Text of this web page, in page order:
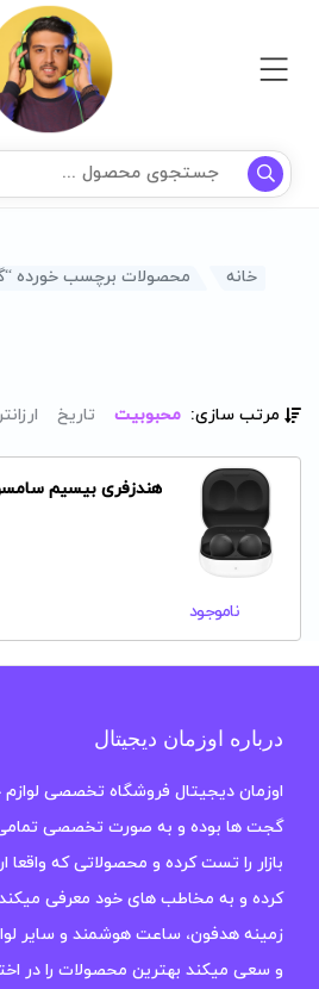
خانه محصولات برچسب خورده
مرتب سازی: محبوبیت تاریخ
هندزفری بیسیم
ناموجود
درباره اوزمان دیجیتال
اوزمان دیجیتال فروشگاه تخصصی لوازم
گجت ها بوده و به صورت تخصصی
بازار را تست کرده و محصولاتی که واقعا
کرده و به مخاطب های خود معرفی
زمینه هدفون، ساعت هوشمند و سایر
و سعی میکند بهترین محصولات را در